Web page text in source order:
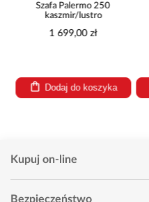
Szafa Palermo 250
kaszmir/lustro
1 699,00 zł
Dodaj do koszyka
Kupuj on-line
Bezpieczeństwo